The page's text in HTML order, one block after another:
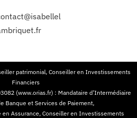
patrimonial, Conseiller en Investissements
Financiers
(www.orias.fr) : Mandataire d’Intermédiaire
Banque et Services de Paiement,
en Assurance, Conseiller en Investissements